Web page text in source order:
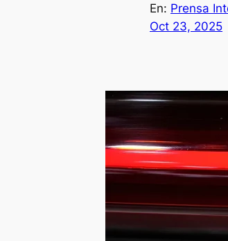
En: Prensa
Oct 23, 2025